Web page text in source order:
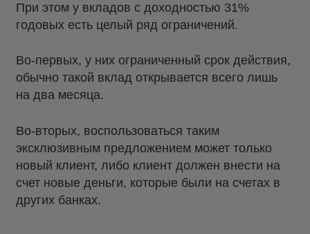
При этом у вкладов с доходностью 31%
годовых есть целый ряд ограничений.
Во-первых, у них ограниченный срок действия,
обычно такой вклад открывается всего лишь
на два месяца.
Во-вторых, воспользоваться таким
эксклюзивным предложением может только
новый клиент, либо клиент должен внести на
счет новые деньги, которые были на счетах в
других банках.